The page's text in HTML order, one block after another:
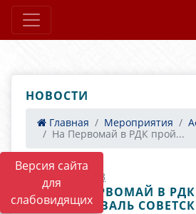
Версия сайта
для
слабовидящих
НОВОСТИ
Главная Мероприятия
На Первомай в РДК прой...
13.04.2022 09:38
НА ПЕРВОМАЙ В
ФЕСТИВАЛЬ